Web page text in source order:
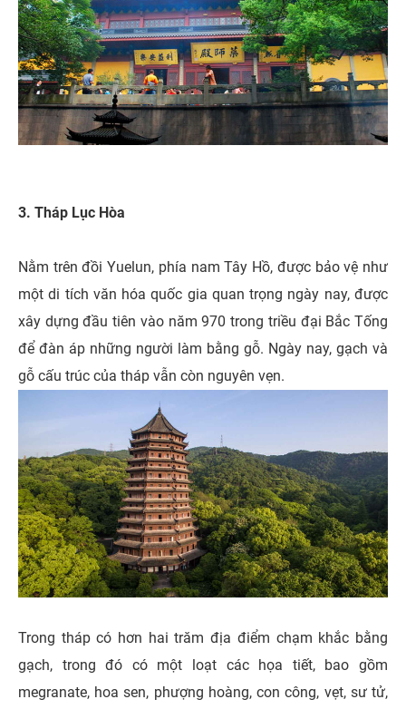
3. Tháp Lục Hòa
Nằm trên đồi Yuelun, phía nam Tây Hồ, được bảo vệ như
một di tích văn hóa quốc gia quan trọng ngày nay, được
xây dựng đầu tiên vào năm 970 trong triều đại Bắc Tống
để đàn áp những người làm bằng gỗ. Ngày nay, gạch và
gỗ cấu trúc của tháp vẫn còn nguyên vẹn.
Trong tháp có hơn hai trăm địa điểm chạm khắc bằng
gạch, trong đó có một loạt các họa tiết, bao gồm
megranate, hoa sen, phượng hoàng, con công, vẹt, sư tử,